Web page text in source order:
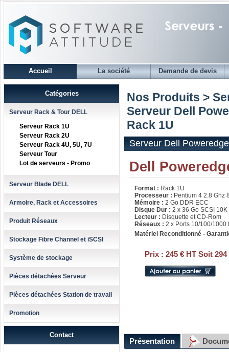
Accueil La société Demande de devis
Catégories
Serveur Rack & Tour DELL
Serveur Rack 1U
Serveur Rack 2U
Serveur Rack 4U, 5U, 7U
Serveur Tour
Lot de serveurs - Promo
Serveur Blade DELL
Armoire, Rack et Accessoires
Produit Réseaux
Stockage Fibre Channel et iSCSI
Système de stockage
Pièces détachées Serveur
Pièces détachées Station de travail
Promotion
Contact
Nos Produits >
Serveur Dell
Rack 1U
Serveur Dell
Dell
Format : Rack 1U
Processeur : Pentium 4 2.8 Ghz
Mémoire : 2 Go DDR ECC
Disque Dur : 2 x 36 Go SCSI
Lecteur : Disquette et CD-Rom
Réseaux : 2 x Ports 10/100/1000
Matériel Reconditionné -
Prix : 245 € HT Soit 294
Présentation